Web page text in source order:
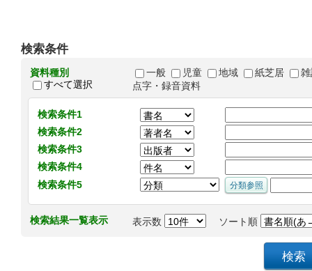
検索条件
資料種別
すべて選択
一般 児童 地域 紙芝居
点字・録音資料
検索条件1
検索条件2
検索条件3
検索条件4
検索条件5
検索結果一覧表示 表示数 ソート順